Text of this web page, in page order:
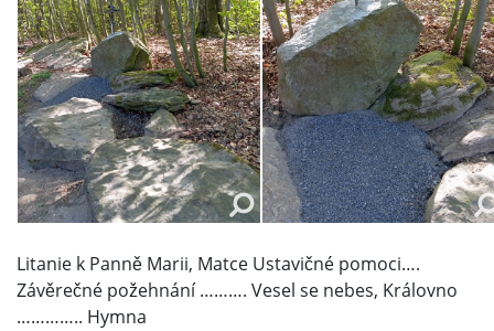
Litanie k Panně Marii, Matce Ustavičné pomoci….
Závěrečné požehnání ………. Vesel se nebes, Královno
………….. Hymna